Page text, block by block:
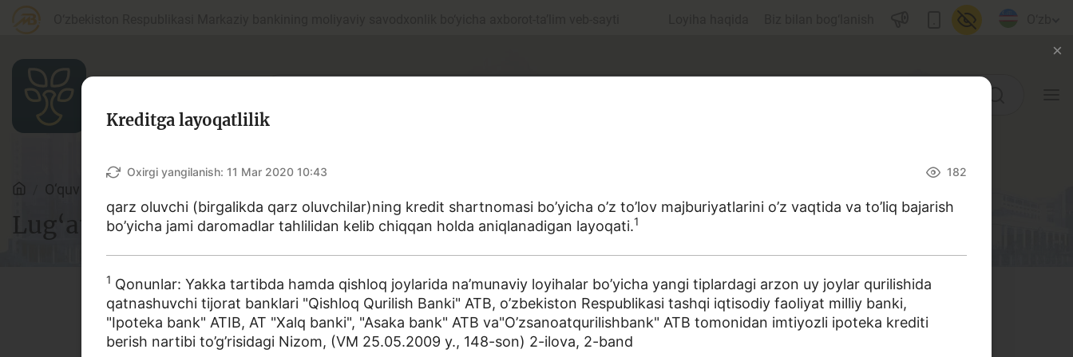
Maqolalar
Bank agentlari uchun Pul Islom moliyasi
Depozit (omonatlar) Kredit Budjet
O‘quv qo‘llanmalar
Lug‘at
kitoblar
Video
Loyihalar
O‘quv qo‘llanmalar
Lug‘at
Ushbu lug‘atda bank va moliya sohasiga oid terminlarning aniq ta'riflarini to‘plashga harakat qildik. Ushbu izohli
Kreditga layoqatlilik
Oxirgi yangilanish: 11 Mar 2020 10:43 182
qarz oluvchi (birgalikda qarz oluvchilar)ning kredit shartnomasi bo’yicha o’z to’lov majburiyatlarini o’z vaqtida va to’liq bajarish
bo’yicha jami daromadlar tahlilidan kelib chiqqan holda aniqlanadigan layoqati.1
1 Qonunlar: Yakka tartibda hamda qishloq joylarida na’munaviy loyihalar bo’yicha yangi tiplardagi arzon uy joylar qurilishida
qatnashuvchi tijorat banklari "Qishloq Qurilish Banki" АТB, o’zbekiston Respublikasi tashqi iqtisodiy faoliyat milliy banki,
"Ipoteka bank" АТIB, АТ "Xalq banki", "Asaka bank" АТB va"O’zsanoatqurilishbank" АТB tomonidan imtiyozli ipoteka krediti
berish nartibi to’g’risidagi Nizom, (VМ 25.05.2009 y., 148-son) 2-ilova, 2-band